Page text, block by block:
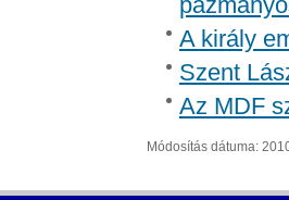
A király
Szent
Az MDF
Módosítás dátuma: